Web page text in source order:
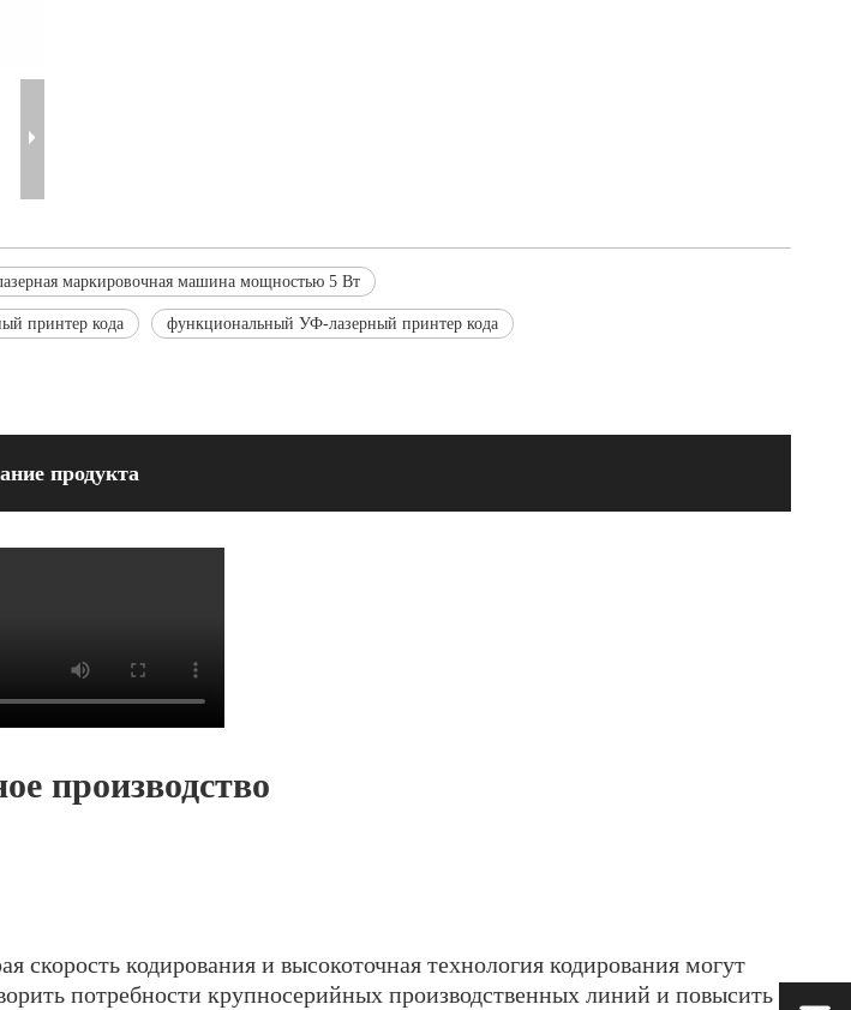
маркировочная машина мощностью 5 Вт
принтер кода функциональный УФ-лазерный принтер кода
продукта
производство
скорость кодирования и высокоточная технология кодирования могут
потребности крупносерийных производственных линий и повысить